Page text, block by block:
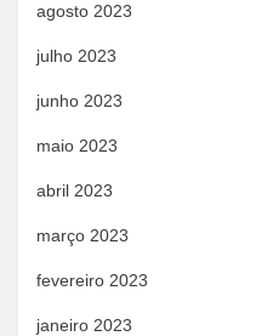
agosto 2023
julho 2023
junho 2023
maio 2023
abril 2023
março 2023
fevereiro 2023
janeiro 2023